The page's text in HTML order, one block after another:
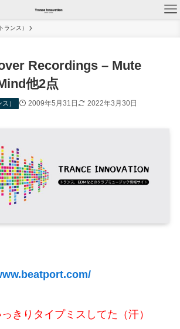
ランス）
Recordings – Mute
他2点
） 2009年5月31日 2022年3月30日
きりタイプミスしてた（汗）